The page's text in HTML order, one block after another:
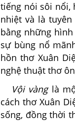
tiếng nói sôi nổi,
nhiệt và là
bằng những
sự bùng nổ
hồn thơ Xuân
nghệ thuật thơ
Vội vànglà
cách thơ Xuân
sống, đồng thời